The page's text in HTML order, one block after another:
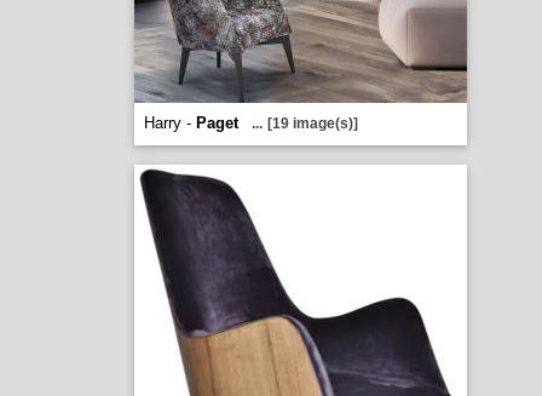
Harry - Paget ... [19 image(s)]